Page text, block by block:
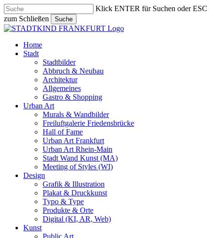
Skip
to
main
content
Klick ENTER für Suchen oder ESC
zum Schließen
Suche
Close
search
Menu
Home
Stadt
Stadtbilder
Abbruch & Neubau
Architektur
Allgemeines
Gastro & Shopping
Urban Art
Murals & Wandbilder
Freiluftgalerie Friedensbrücke
Hall of Fame
Urban Art Frankfurt
Urban Art Rhein-Main
Stadt Wand Kunst (MA)
Meeting of Styles (WI)
Design
Grafik & Illustration
Plakat & Druckkunst
Typo & Type
Produkte & Orte
Digital (KI, AR, Web)
Kunst
Public Art